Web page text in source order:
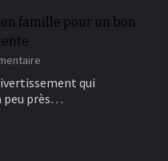
famille pour un bon
au
cirque
qui
peu près…